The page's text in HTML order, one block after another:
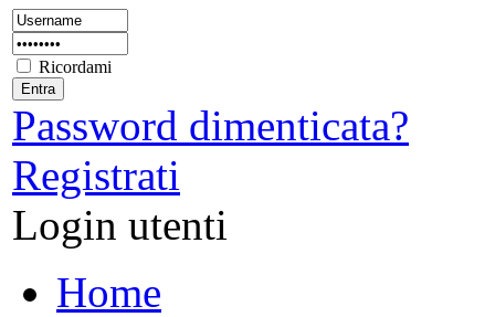
Ricordami
Password dimenticata?
Registrati
Login utenti
Home